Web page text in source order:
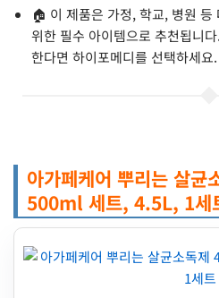
🏠 이 제품은 가정, 학교, 병원
위한 필수 아이템으로 추천됩니다.
한다면 하이포메디를 선택하세요.
아가페케어 뿌리는 살
500ml 세트, 4.5L, 1세